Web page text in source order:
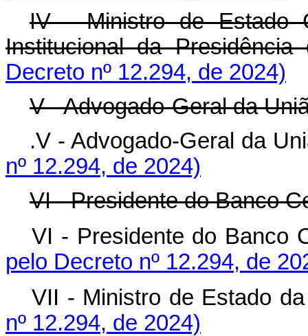
IV - Ministro de Estado
Institucional da Presidência
Decreto nº 12.294, de 2024)
V - Advogado-Geral da
.V - Advogado-Geral da
nº 12.294, de 2024)
VI - Presidente do Banco
VI - Presidente do
pelo Decreto nº 12.294, de
VII - Ministro de Estado
nº 12.294, de 2024)